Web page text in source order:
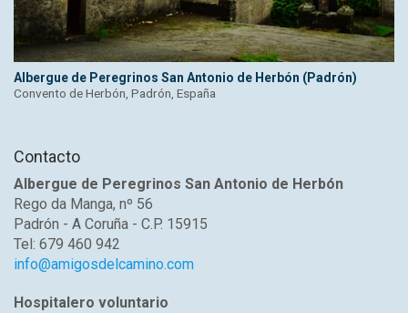
Albergue de Peregrinos San Antonio de Herbón (Padrón)
Convento de Herbón, Padrón, España
Contacto
Albergue de Peregrinos San Antonio de Herbón
Rego da Manga, nº 56
Padrón - A Coruña - C.P. 15915
Tel: 679 460 942
info@amigosdelcamino.com
Hospitalero voluntario